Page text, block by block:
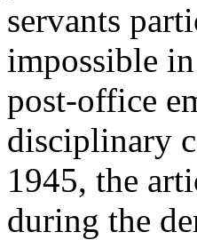
servants
impossible
post-office
disciplinary
1945, the
during the